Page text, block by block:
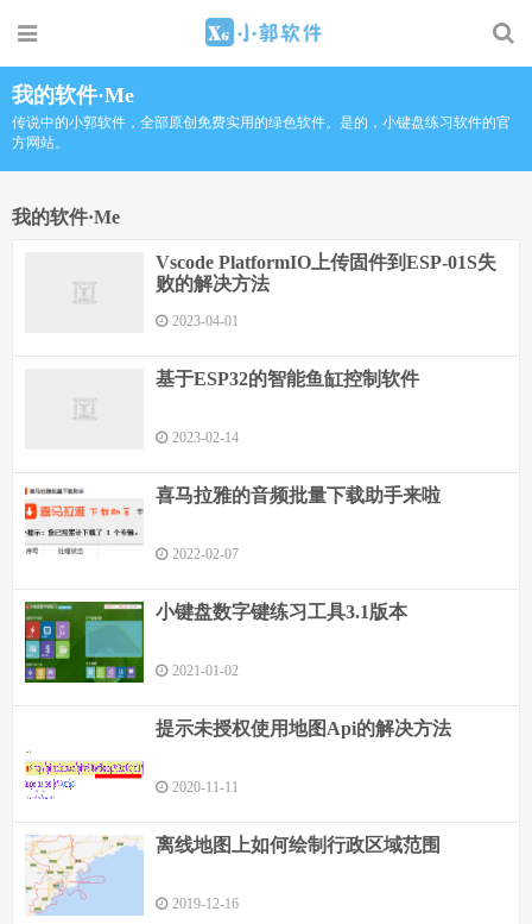
我的软件·Me
传说中的小郭软件，全部原创免费实用的绿色软件。是的，小键盘练习软件的官
方网站。
我的软件·Me
Vscode PlatformIO上传固件到ESP-01S失
败的解决方法
2023-04-01
基于ESP32的智能鱼缸控制软件
2023-02-14
喜马拉雅的音频批量下载助手来啦
2022-02-07
小键盘数字键练习工具3.1版本
2021-01-02
提示未授权使用地图Api的解决方法
2020-11-11
离线地图上如何绘制行政区域范围
2019-12-16